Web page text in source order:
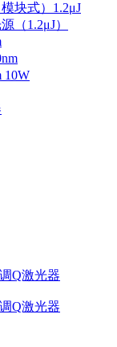
块式）1.2μJ
（1.2μJ）
10W
Q激光器
Q激光器